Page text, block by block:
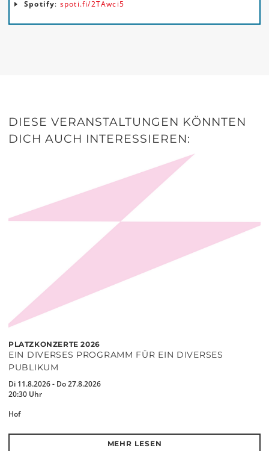
Spotify: spoti.fi/2TAwci5
DIESE VERANSTALTUNGEN KÖNNTEN
DICH AUCH INTERESSIEREN:
PLATZKONZERTE 2026
EIN DIVERSES PROGRAMM FÜR EIN DIVERSES
PUBLIKUM
Di 11.8.2026 - Do 27.8.2026
20:30 Uhr
Hof
MEHR LESEN